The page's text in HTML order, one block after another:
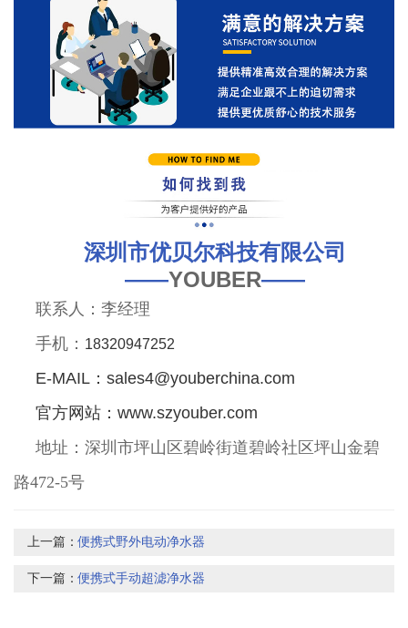
深圳市优贝尔科技有限公司
——YOUBER——
联系人：李经理
手机： 18320947252
E-MAIL：sales4@youberchina.com
官方网站：www.szyouber.com
地址：深圳市坪山区碧岭街道碧岭社区坪山金碧
路472-5号
上一篇：便携式野外电动净水器
下一篇：便携式手动超滤净水器